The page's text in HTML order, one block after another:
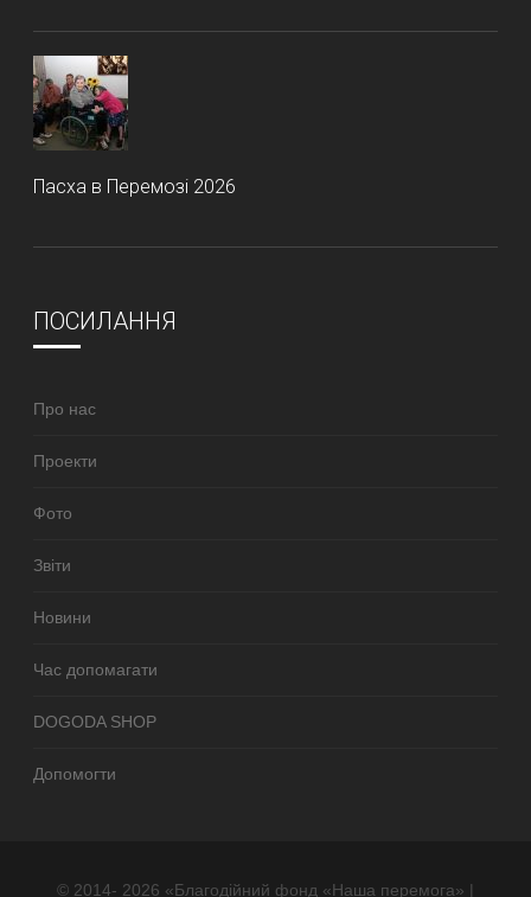
Пасха в Перемозі 2026
ПОСИЛАННЯ
Про нас
Проекти
Фото
Звіти
Новини
Час допомагати
DOGODA SHOP
Допомогти
© 2014- 2026 «Благодійний фонд «Наша перемога» |